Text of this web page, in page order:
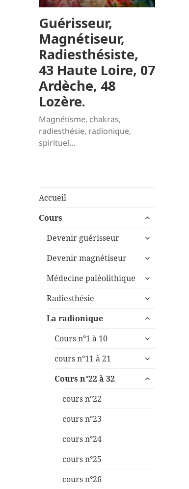
Guérisseur,
Magnétiseur,
Radiesthésiste,
43 Haute Loire, 07
Ardèche, 48
Lozère.
Magnétisme, chakras,
radiesthésie, radionique,
spirituel…
Accueil
Cours
ouvrir
sous-
Devenir guérisseur
ouvrir
sous-
Devenir magnétiseur
ouvrir
sous-
Médecine paléolithique
ouvrir
sous-
Radiesthésie
ouvrir
sous-
La radionique
ouvrir
sous-
Cours n°1 à 10
ouvrir
sous-
cours n°11 à 21
ouvrir
sous-
Cours n°22 à 32
ouvrir
cours n°22
cours n°23
cours n°24
cours n°25
cours n°26